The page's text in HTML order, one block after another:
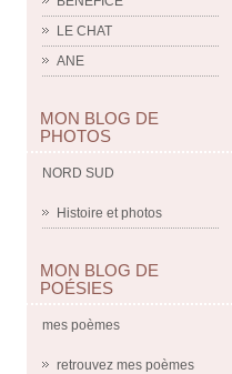
LE CHAT
ANE
MON BLOG DE
PHOTOS
NORD SUD
Histoire et photos
MON BLOG DE
POÉSIES
mes poèmes
retrouvez mes poèmes